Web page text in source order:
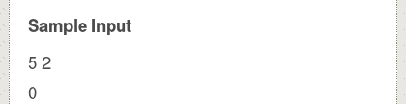
Sample Input
5 2
0